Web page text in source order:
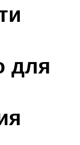
для